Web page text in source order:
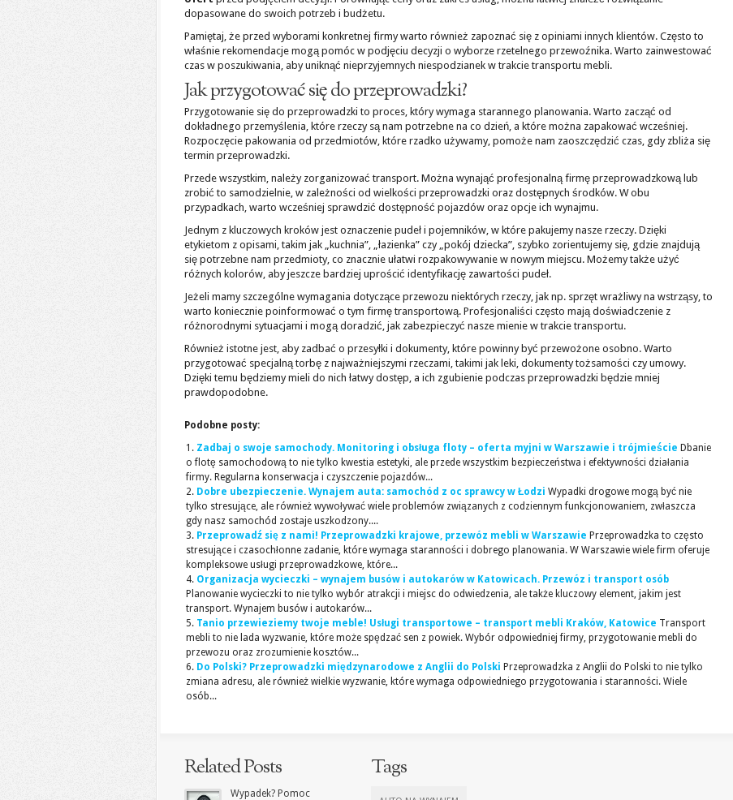
dopasowane do swoich potrzeb i budżetu.
Pamiętaj, że przed wyborami konkretnej firmy warto również zapoznać się z opiniami innych klientów. Często to
właśnie rekomendacje mogą pomóc w podjęciu decyzji o wyborze rzetelnego przewoźnika. Warto zainwestować
czas w poszukiwania, aby uniknąć nieprzyjemnych niespodzianek w trakcie transportu mebli.
Jak przygotować się do przeprowadzki?
Przygotowanie się do przeprowadzki to proces, który wymaga starannego planowania. Warto zacząć od
dokładnego przemyślenia, które rzeczy są nam potrzebne na co dzień, a które można zapakować wcześniej.
Rozpoczęcie pakowania od przedmiotów, które rzadko używamy, pomoże nam zaoszczędzić czas, gdy zbliża się
termin przeprowadzki.
Przede wszystkim, należy zorganizować transport. Można wynająć profesjonalną firmę przeprowadzkową lub
zrobić to samodzielnie, w zależności od wielkości przeprowadzki oraz dostępnych środków. W obu
przypadkach, warto wcześniej sprawdzić dostępność pojazdów oraz opcje ich wynajmu.
Jednym z kluczowych kroków jest oznaczenie pudeł i pojemników, w które pakujemy nasze rzeczy. Dzięki
etykietom z opisami, takim jak „kuchnia”, „łazienka” czy „pokój dziecka”, szybko zorientujemy się, gdzie znajdują
się potrzebne nam przedmioty, co znacznie ułatwi rozpakowywanie w nowym miejscu. Możemy także użyć
różnych kolorów, aby jeszcze bardziej uprościć identyfikację zawartości pudeł.
Jeżeli mamy szczególne wymagania dotyczące przewozu niektórych rzeczy, jak np. sprzęt wrażliwy na wstrząsy, to
warto koniecznie poinformować o tym firmę transportową. Profesjonaliści często mają doświadczenie z
różnorodnymi sytuacjami i mogą doradzić, jak zabezpieczyć nasze mienie w trakcie transportu.
Również istotne jest, aby zadbać o przesyłki i dokumenty, które powinny być przewożone osobno. Warto
przygotować specjalną torbę z najważniejszymi rzeczami, takimi jak leki, dokumenty tożsamości czy umowy.
Dzięki temu będziemy mieli do nich łatwy dostęp, a ich zgubienie podczas przeprowadzki będzie mniej
prawdopodobne.
Podobne posty:
Zadbaj o swoje samochody. Monitoring i obsługa floty – oferta myjni w Warszawie i trójmieście Dbanie
o flotę samochodową to nie tylko kwestia estetyki, ale przede wszystkim bezpieczeństwa i efektywności działania
firmy. Regularna konserwacja i czyszczenie pojazdów...
Dobre ubezpieczenie. Wynajem auta: samochód z oc sprawcy w Łodzi Wypadki drogowe mogą być nie
tylko stresujące, ale również wywoływać wiele problemów związanych z codziennym funkcjonowaniem, zwłaszcza
gdy nasz samochód zostaje uszkodzony....
Przeprowadź się z nami! Przeprowadzki krajowe, przewóz mebli w Warszawie Przeprowadzka to często
stresujące i czasochłonne zadanie, które wymaga staranności i dobrego planowania. W Warszawie wiele firm oferuje
kompleksowe usługi przeprowadzkowe, które...
Organizacja wycieczki – wynajem busów i autokarów w Katowicach. Przewóz i transport osób
Planowanie wycieczki to nie tylko wybór atrakcji i miejsc do odwiedzenia, ale także kluczowy element, jakim jest
transport. Wynajem busów i autokarów...
Tanio przewieziemy twoje meble! Usługi transportowe – transport mebli Kraków, Katowice Transport
mebli to nie lada wyzwanie, które może spędzać sen z powiek. Wybór odpowiedniej firmy, przygotowanie mebli do
przewozu oraz zrozumienie kosztów...
Do Polski? Przeprowadzki międzynarodowe z Anglii do Polski Przeprowadzka z Anglii do Polski to nie tylko
zmiana adresu, ale również wielkie wyzwanie, które wymaga odpowiedniego przygotowania i staranności. Wiele
osób...
Related Posts
Wypadek? Pomoc
Tags